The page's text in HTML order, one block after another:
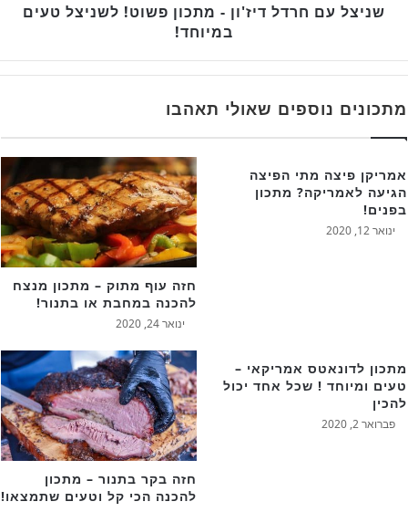
שניצל עם חרדל דיז'ון - מתכון פשוט! לשניצל טעים
במיוחד!
מתכונים נוספים שאולי תאהבו
אמריקן פיצה מתי הפיצה
הגיעה לאמריקה? מתכון
בפנים!
ינואר 12, 2020
חזה עוף מתוק – מתכון מנצח
להכנה במחבת או בתנור!
ינואר 24, 2020
מתכון לדונאטס אמריקאי –
טעים ומיוחד ! שכל אחד יכול
להכין
פברואר 2, 2020
חזה בקר בתנור – מתכון
להכנה הכי קל וטעים שתמצאו!